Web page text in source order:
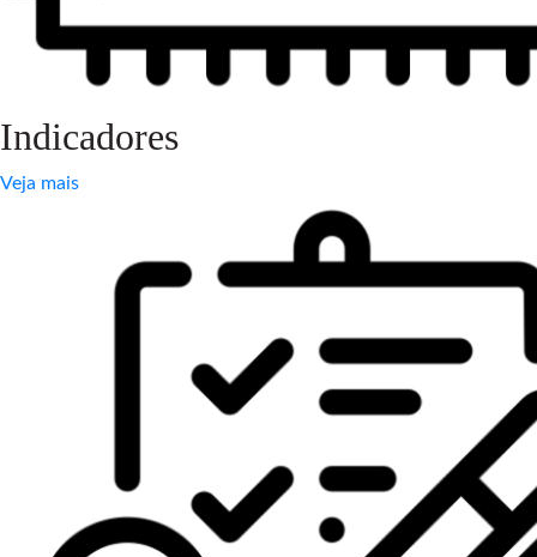
Indicadores
Veja mais